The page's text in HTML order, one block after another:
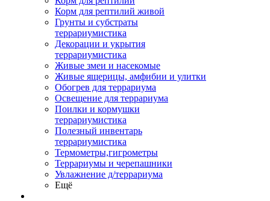
Корм для рептилий живой
Грунты и субстраты
террариумистика
Декорации и укрытия
террариумистика
Живые змеи и насекомые
Живые ящерицы, амфибии и улитки
Обогрев для террариума
Освещение для террариума
Поилки и кормушки
террариумистика
Полезный инвентарь
террариумистика
Термометры,гигрометры
Террариумы и черепашники
Увлажнение д/террариума
Ещё